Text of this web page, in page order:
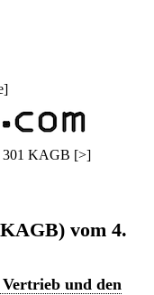
]
301 KAGB [>]
vom 4.
und den